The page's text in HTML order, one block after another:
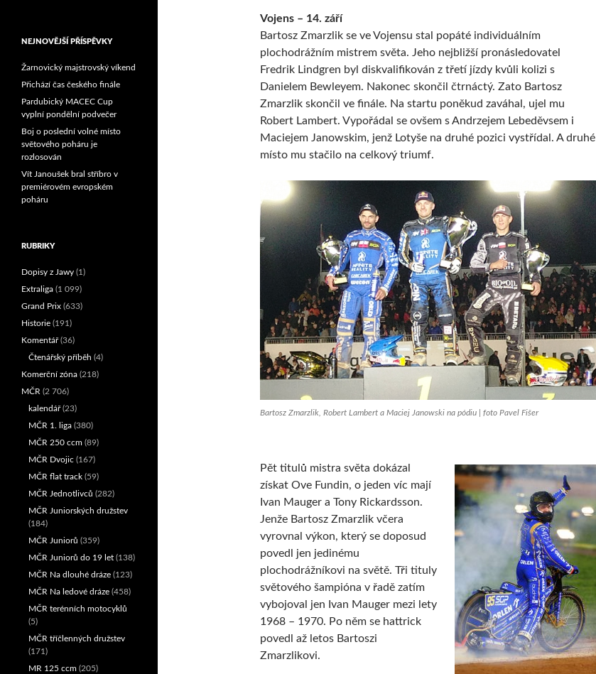
Vojens – 14. září
Bartosz Zmarzlik se ve Vojensu stal popáté individuálním
plochodrážním mistrem světa. Jeho nejbližší pronásledovatel
Fredrik Lindgren byl diskvalifikován z třetí jízdy kvůli kolizi s
Danielem Bewleyem. Nakonec skončil čtrnáctý. Zato Bartosz
Zmarzlik skončil ve finále. Na startu poněkud zaváhal, ujel mu
Robert Lambert. Vypořádal se ovšem s Andrzejem Lebeděvsem i
Maciejem Janowskim, jenž Lotyše na druhé pozici vystřídal. A druhé
místo mu stačilo na celkový triumf.
Bartosz Zmarzlik, Robert Lambert a Maciej Janowski na pódiu | foto Pavel Fišer
Pět titulů mistra světa dokázal
získat Ove Fundin, o jeden víc mají
Ivan Mauger a Tony Rickardsson.
Jenže Bartosz Zmarzlik včera
vyrovnal výkon, který se doposud
povedl jen jedinému
plochodrážníkovi na světě. Tři tituly
světového šampióna v řadě zatím
vybojoval jen Ivan Mauger mezi lety
1968 – 1970. Po něm se hattrick
povedl až letos Bartoszi
Zmarzlikovi.
NEJNOVĚJŠÍ PŘÍSPĚVKY
Žarnovický majstrovský víkend
Přichází čas českého finále
Pardubický MACEC Cup
vyplní pondělní podvečer
Boj o poslední volné místo
světového poháru je
rozlosován
Vít Janoušek bral stříbro v
premiérovém evropském
poháru
RUBRIKY
Dopisy z Jawy (1)
Extraliga (1 099)
Grand Prix (633)
Historie (191)
Komentář(36)
Čtenářský příběh (4)
Komerční zóna (218)
MČR (2 706)
kalendář(23)
MČR 1. liga (380)
MČR 250 ccm (89)
MČR Dvojic (167)
MČR flat track (59)
MČR Jednotlivců (282)
MČR Juniorských družstev
(184)
MČR Juniorů (359)
MČR Juniorů do 19 let (138)
MČR Na dlouhé dráze (123)
MČR Na ledové dráze (458)
MČR terénních motocyklů
(5)
MČR tříčlenných družstev
(171)
MR 125 ccm (205)